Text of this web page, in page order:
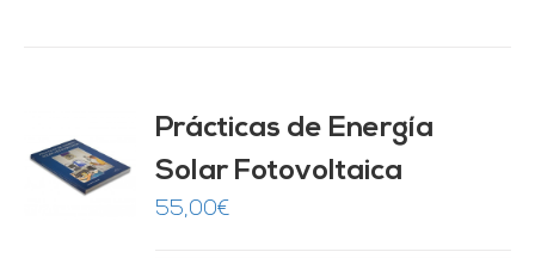
Prácticas de Energía
Solar Fotovoltaica
55,00€